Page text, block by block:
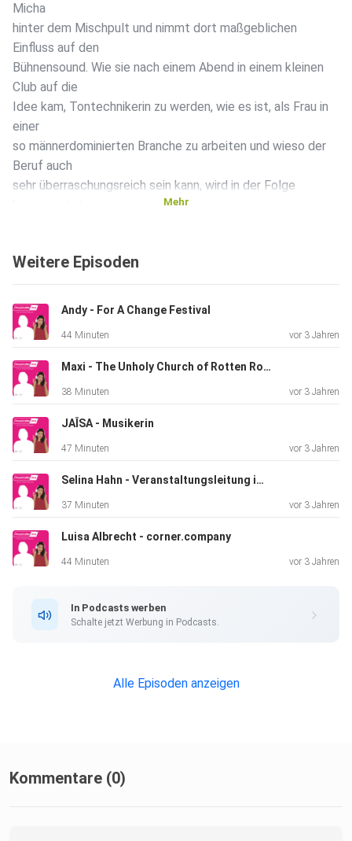
Micha
hinter dem Mischpult und nimmt dort maßgeblichen
Einfluss auf den
Bühnensound. Wie sie nach einem Abend in einem kleinen
Club auf die
Idee kam, Tontechnikerin zu werden, wie es ist, als Frau in
einer
so männerdominierten Branche zu arbeiten und wieso der
Beruf auch
sehr überraschungsreich sein kann, wird in der Folge
www.popkultur.bayern
Mehr
Weitere Episoden
Andy - For A Change Festival
44 Minuten vor 3 Jahren
Maxi - The Unholy Church of Rotten Roots
38 Minuten vor 3 Jahren
JAÎSA - Musikerin
47 Minuten vor 3 Jahren
Selina Hahn - Veranstaltungsleitung im Z-Bau
37 Minuten vor 3 Jahren
Luisa Albrecht - corner.company
44 Minuten vor 3 Jahren
In Podcasts werben
Schalte jetzt Werbung in Podcasts.
Alle Episoden anzeigen
Kommentare (0)